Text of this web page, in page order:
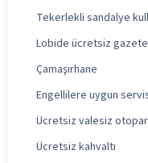
Tekerlekli sandalye
Lobide ücretsiz gazete
Çamaşırhane
Engellilere uygun
Ücretsiz valesiz
Ücretsiz kahvaltı